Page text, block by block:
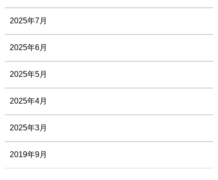
2025年7月
2025年6月
2025年5月
2025年4月
2025年3月
2019年9月